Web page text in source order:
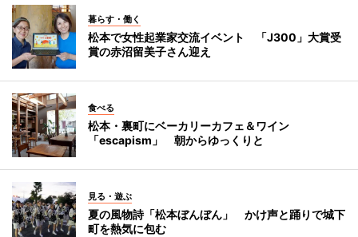
暮らす・働く
松本で女性起業家交流イベント 「J300」大賞受
賞の赤沼留美子さん迎え
食べる
松本・裏町にベーカリーカフェ＆ワイン
「escapism」 朝からゆっくりと
見る・遊ぶ
夏の風物詩「松本ぼんぼん」 かけ声と踊りで城下
町を熱気に包む